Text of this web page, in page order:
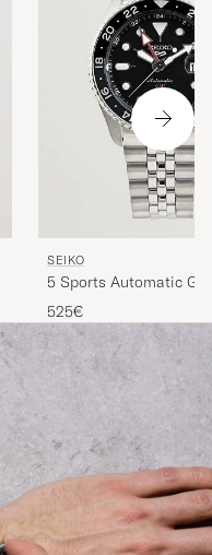
SEIKO
5 Sports Automatic
Steel 42mm Black Dial
525€